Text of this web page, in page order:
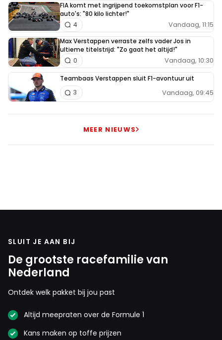
FIA komt met ingrijpend toekomstplan voor F1-
auto's: "80 kilo lichter!"
Vandaag, 11:15
4
Max Verstappen verraste zelfs vader Jos in
ultieme titelstrijd: "Zo gaat het altijd!"
Vandaag, 10:30
0
Teambaas Verstappen sluit F1-avontuur uit
Vandaag, 09:45
3
MEER NIEUWS
SLUIT JE AAN BIJ
De grootste racefamilie van
Nederland
Ontdek welk pakket bij jou past
Altijd meepraten over de Formule 1
Kans maken op toffe prijzen